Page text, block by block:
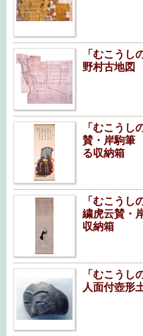
「むこう
野村古地図
「むこう
賛・岸駒筆
る収納箱
「むこう
繍虎云賛・
収納箱
「むこう
人面付壺形